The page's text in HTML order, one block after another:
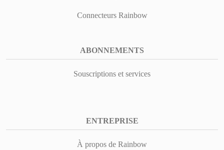
Connecteurs Rainbow
ABONNEMENTS
Souscriptions et services
ENTREPRISE
À propos de Rainbow